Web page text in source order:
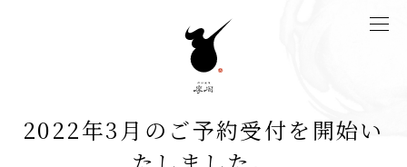
2022年3月のご予約受付を開始い